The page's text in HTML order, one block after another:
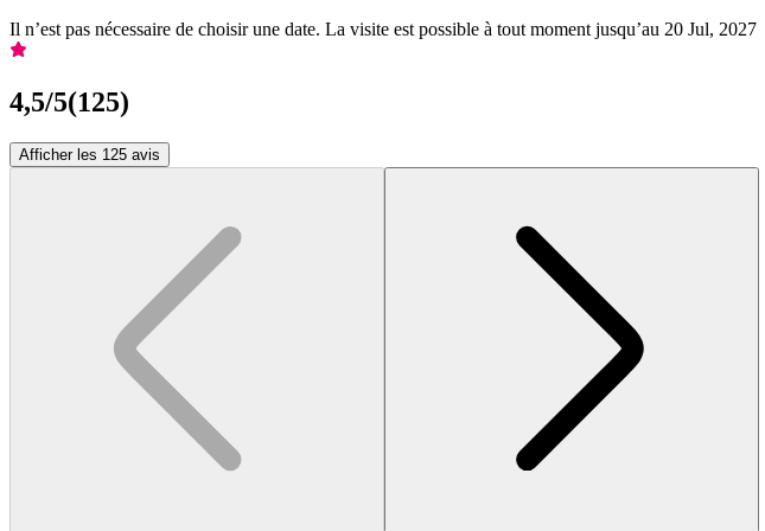
Il n’est pas nécessaire de choisir une date. La visite est possible à tout moment jusqu’au 20 Jul, 2027
4,5/5(125)
Afficher les 125 avis